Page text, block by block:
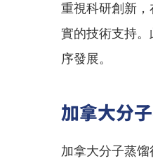
重視科研創新
實的技術支持
序發展。
加拿大分
加拿大分子蒸